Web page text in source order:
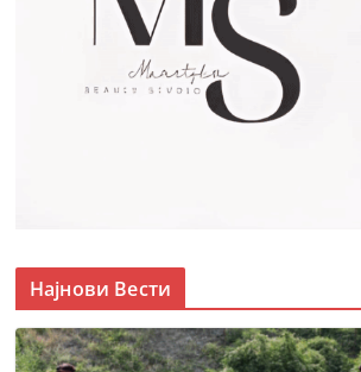
Најнови Вести